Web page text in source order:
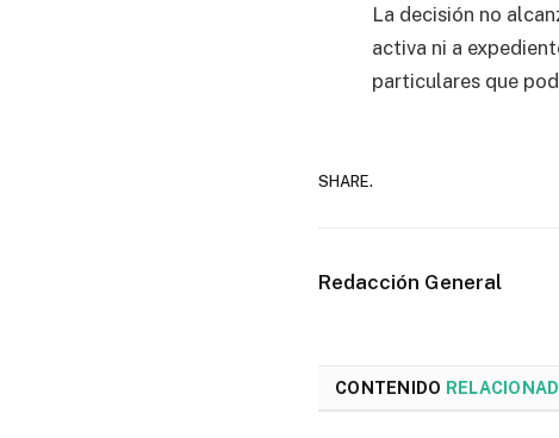
La decisión no
activa ni a
particulares que
SHARE.
Redacción General
CONTENIDO